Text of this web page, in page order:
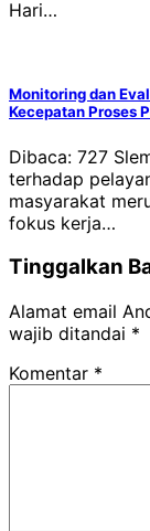
Hari…
Monitoring dan
Kecepatan Proses
Dibaca: 727
terhadap
masyarakat
fokus kerja…
Tinggalkan
Alamat email
wajib ditandai *
Komentar *